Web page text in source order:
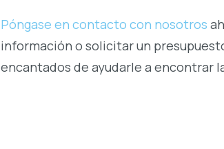
Póngase en contacto con nosotros
información o solicitar un
encantados de ayudarle a encontrar